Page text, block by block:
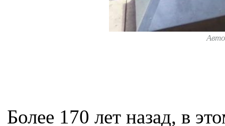
Более 170 лет назад, в